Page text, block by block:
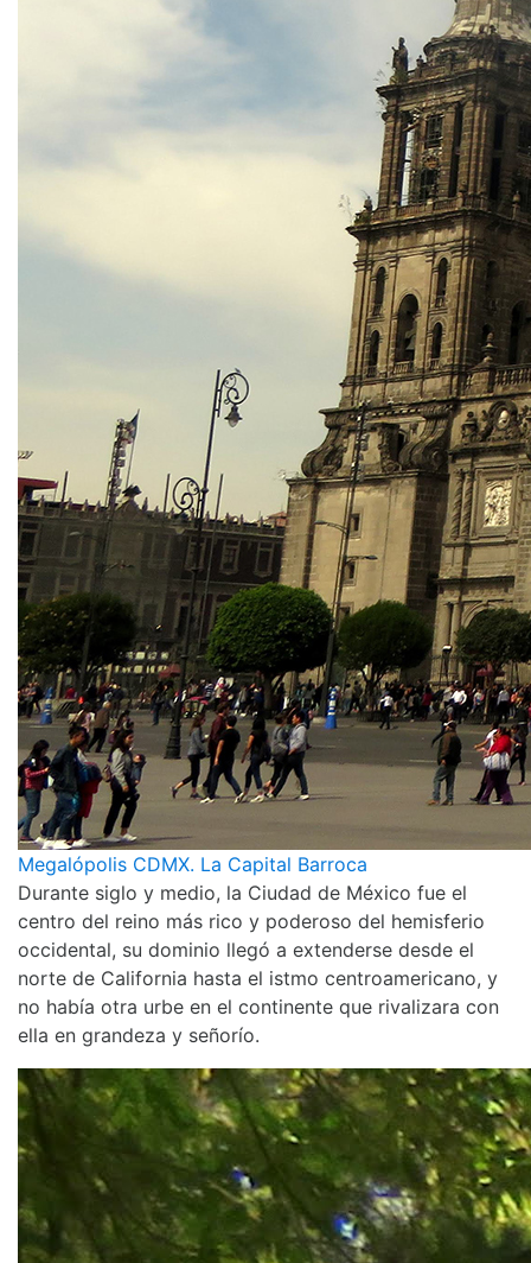
Megalópolis CDMX. La Capital Barroca
Durante siglo y medio, la Ciudad de México fue el
centro del reino más rico y poderoso del hemisferio
occidental, su dominio llegó a extenderse desde el
norte de California hasta el istmo centroamericano, y
no había otra urbe en el continente que rivalizara con
ella en grandeza y señorío.